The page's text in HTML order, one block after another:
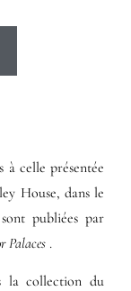
à celle présentée
House, dans le
publiées par
Palaces .
la collection du